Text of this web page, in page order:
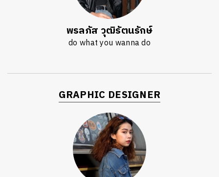
พรลภัส วุฒิรัตนรักษ์
do what you wanna do
GRAPHIC DESIGNER